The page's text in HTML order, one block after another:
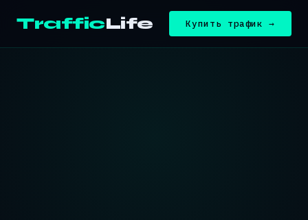
TrafficLife Купить трафик →